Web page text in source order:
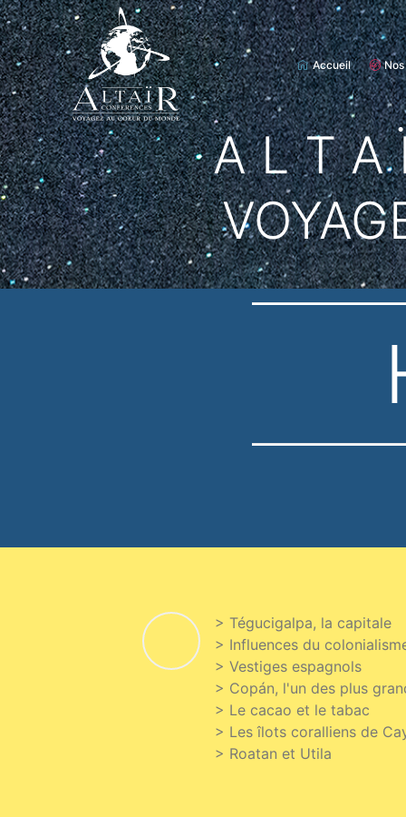
Accueil
A L T A
> Tégucigalpa, la capitale
> Influences du
> Vestiges espagnols
> Copán, l'un des plus
> Le cacao et le tabac
> Les îlots coralliens de
> Roatan et Utila